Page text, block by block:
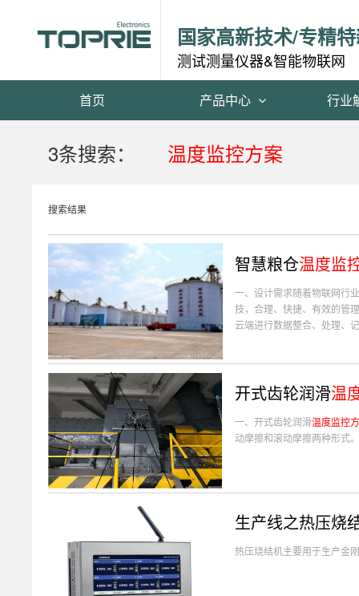
国家高新技术/专精
测试测量仪器&智能物联网
首页 产品中心 行业
3条搜索： 温度监控方案
搜索结果
智慧粮仓温度监
一、设计需求随着物联网行
技，合理、快捷、有效的管
云端进行数据整合、处理、
开式齿轮润滑温
一、开式齿轮润滑温度监控
动摩擦和滚动摩擦两种形式
生产线之热压烧
热压烧结机主要用于生产金